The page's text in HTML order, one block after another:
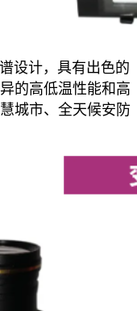
设计，具有出色的
的高低温性能和高
城市、全天候安防